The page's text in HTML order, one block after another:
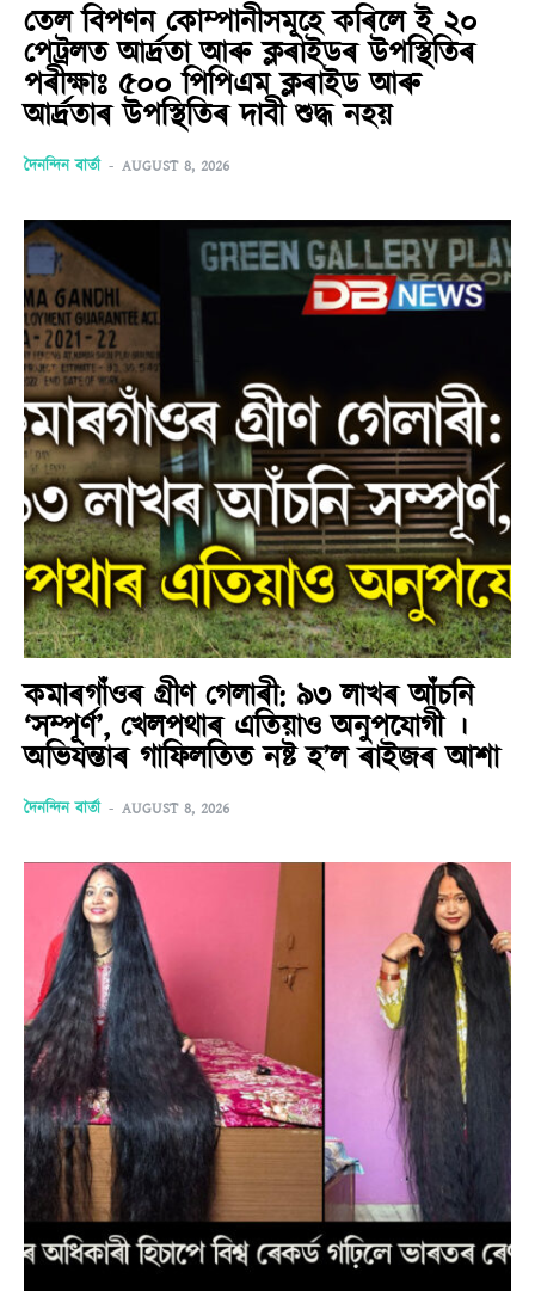
তেল বিপণন কোম্পানীসমূহে কৰিলে ই ২০
পেট্ৰলত আৰ্দ্ৰতা আৰু ক্লৰাইডৰ উপস্থিতিৰ
পৰীক্ষাঃ ৫০০ পিপিএম ক্লৰাইড আৰু
আৰ্দ্ৰতাৰ উপস্থিতিৰ দাবী শুদ্ধ নহয়
দৈনন্দিন বাৰ্তা - AUGUST 8, 2026
কমাৰগাঁওৰ গ্ৰীণ গেলাৰী: ৯৩ লাখৰ আঁচনি
‘সম্পূৰ্ণ’, খেলপথাৰ এতিয়াও অনুপযোগী ।
অভিযন্তাৰ গাফিলতিত নষ্ট হ’ল ৰাইজৰ আশা
দৈনন্দিন বাৰ্তা - AUGUST 8, 2026